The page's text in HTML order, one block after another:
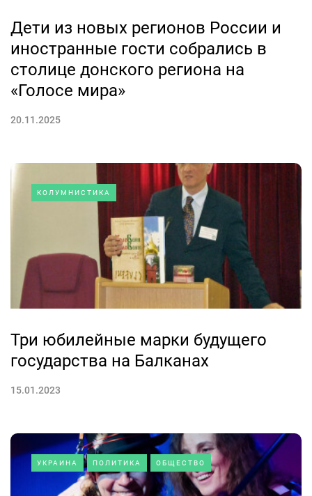
Дети из новых регионов России и
иностранные гости собрались в
столице донского региона на
«Голосе мира»
20.11.2025
КОЛУМНИСТИКА
Три юбилейные марки будущего
государства на Балканах
15.01.2023
УКРАИНА ПОЛИТИКА ОБЩЕСТВО